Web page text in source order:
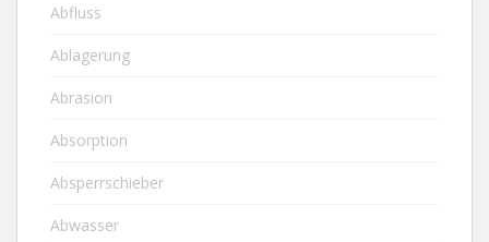
Abfluss
Ablagerung
Abrasion
Absorption
Absperrschieber
Abwasser